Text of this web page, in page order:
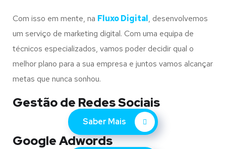
Com isso em mente, na Fluxo Digital, desenvolvemos
um serviço de marketing digital. Com uma equipa de
técnicos especializados, vamos poder decidir qual o
melhor plano para a sua empresa e juntos vamos alcançar
metas que nunca sonhou.
Gestão de Redes Sociais
Saber Mais
Google Adwords